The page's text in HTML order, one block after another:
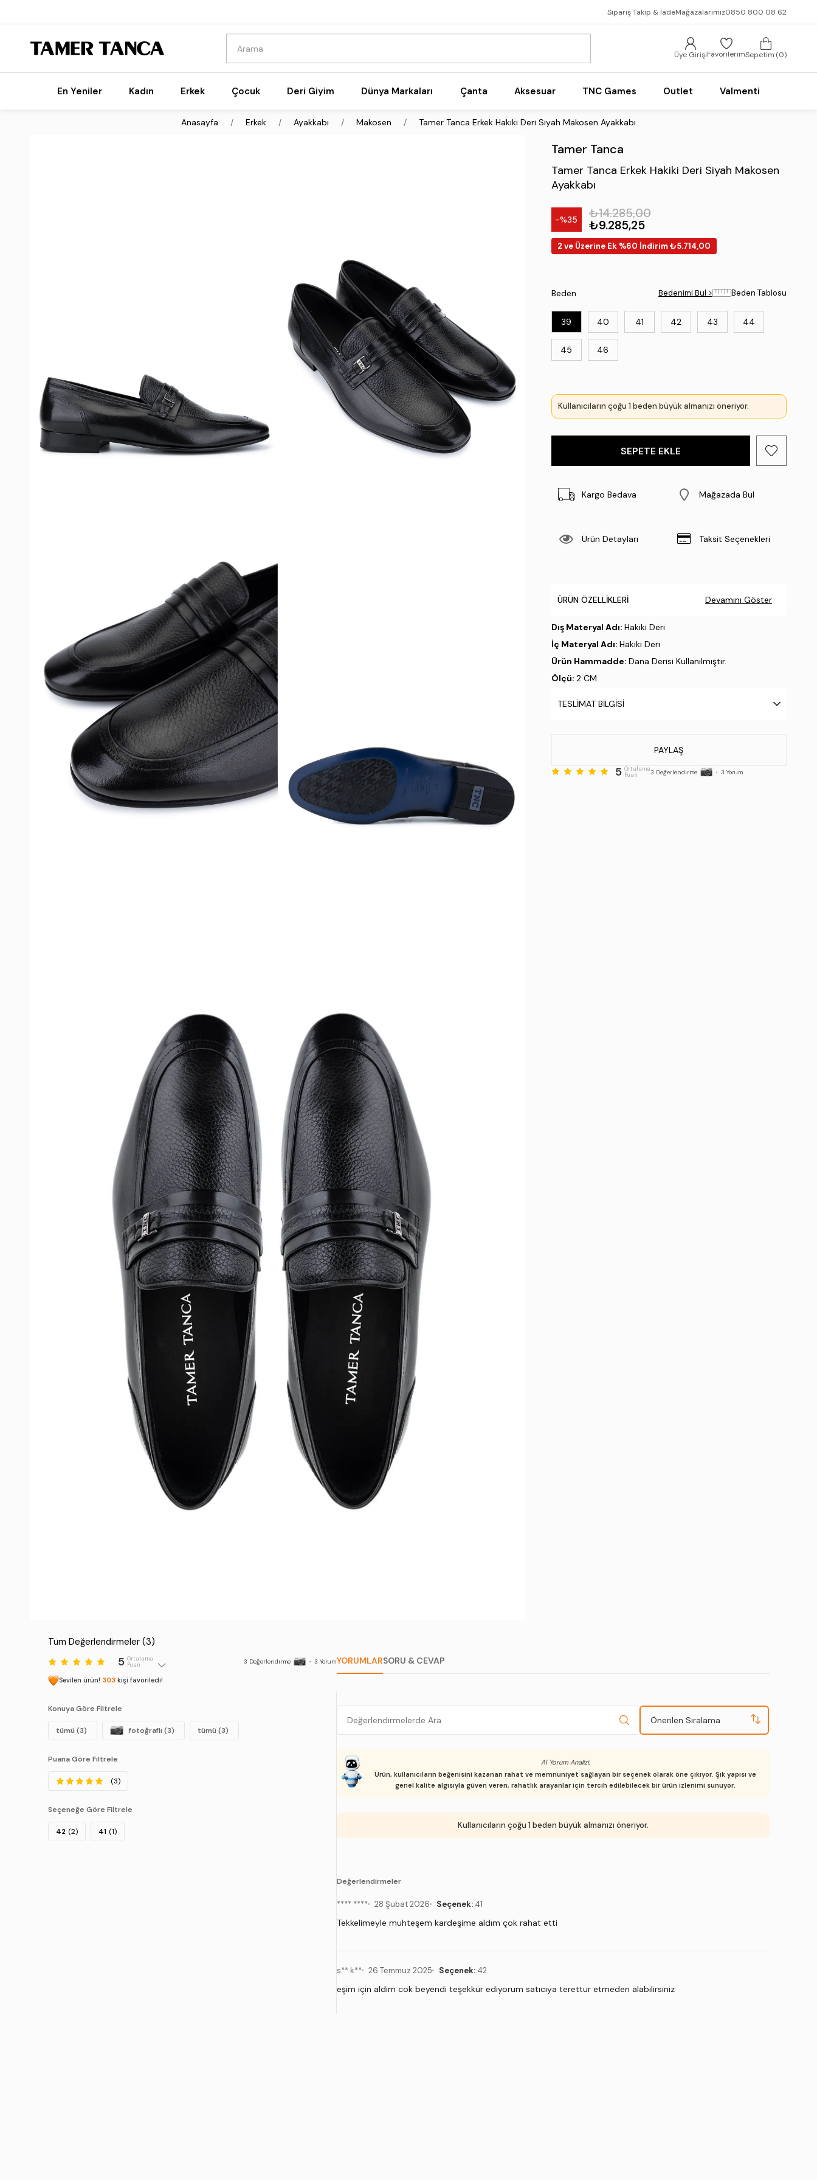
Sipariş Takip & İadeMağazalarımız0850 800 08 62
Üye GirişiFavorilerimSepetim 0
En Yeniler Kadın Erkek Çocuk Deri Giyim Dünya Markaları Çanta Aksesuar TNC Games Outlet Valmenti
Anasayfa Erkek Ayakkabı Makosen Tamer Tanca Erkek Hakiki Deri Siyah Makosen Ayakkabı
Tamer Tanca
Tamer Tanca Erkek Hakiki Deri Siyah Makosen
Ayakkabı
35
₺14.285,00
₺9.285,25
2 ve Üzerine Ek %60 İndirim ₺5.714,00
Beden
39 40 41 42 43 44
45 46
Bedenimi Bul > Beden Tablosu
Bedenimi Bul > Beden Tablosu
Kullanıcıların çoğu 1 beden büyük almanızı öneriyor.
Kargo Bedava Mağazada Bul
Ürün Detayları Taksit Seçenekleri
ÜRÜN ÖZELLIKLERI Devamını Göster
Dış Materyal Adı: Hakiki Deri
İç Materyal Adı: Hakiki Deri
Ürün Hammadde: Dana Derisi Kullanılmıştır.
Ölçü: 2 CM
Stok Kodu : 537 3073 ERK AYK SK21-22 SYH BFL/GYK
TESLIMAT BILGISI
PAYLAŞ
5 Ortalama
Puan
3 Değerlendirme • 3 Yorum
Tüm Değerlendirmeler (3)
5 Ortalama
Puan
3 Değerlendirme • 3 Yorum
Sevilen ürün! 303kişi favoriledi!
Konuya Göre Filtrele
tümü (3) fotoğraflı (3) tümü (3)
Puana Göre Filtrele
(3)
Seçeneğe Göre Filtrele
42 (2) 41 (1)
YORUMLARSORU & CEVAP
Önerilen Sıralama
AI Yorum Analizi:
Ürün, kullanıcıların beğenisini kazanan rahat ve memnuniyet sağlayan bir seçenek olarak öne çıkıyor. Şık yapısı ve
genel kalite algısıyla güven veren, rahatlık arayanlar için tercih edilebilecek bir ürün izlenimi sunuyor.
Kullanıcıların çoğu 1 beden büyük almanızı öneriyor.
Değerlendirmeler
**** **** 28 Şubat 2026 Seçenek:41
Tekkelimeyle muhteşem kardeşime aldım çok rahat etti
s** k** 26 Temmuz 2025 Seçenek:42
eşim için aldim cok beyendi teşekkür ediyorum satıcıya terettur etmeden alabilirsiniz